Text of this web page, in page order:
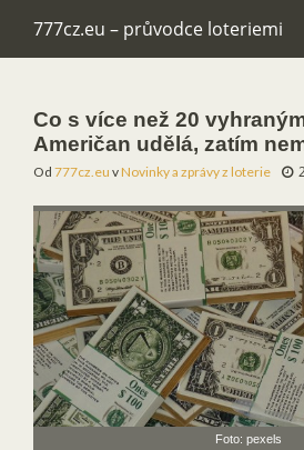
777cz.eu – průvodce loteriemi
Co s více než 20
Američan udělá, zatím
Od 777cz.eu vNovinky a zprávy z loterie
Foto: pexels